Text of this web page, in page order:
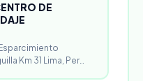
DE
Km 31 Lima, Per…